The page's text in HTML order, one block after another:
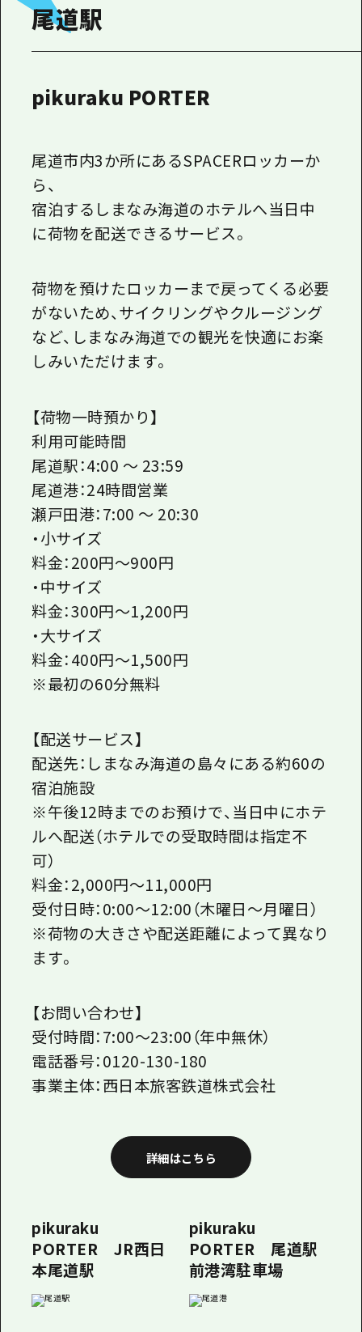
尾道駅
pikuraku PORTER
尾道市内3か所にあるSPACERロッカーか
ら、
宿泊するしまなみ海道のホテルへ当日中
に荷物を配送できるサービス。
荷物を預けたロッカーまで戻ってくる必要
がないため、サイクリングやクルージング
など、しまなみ海道での観光を快適にお楽
しみいただけます。
【荷物一時預かり】
利用可能時間
尾道駅：4:00 ～ 23:59
尾道港：24時間営業
瀬戸田港：7:00 ～ 20:30
・小サイズ
料金：200円～900円
・中サイズ
料金：300円～1,200円
・大サイズ
料金：400円～1,500円
※最初の60分無料
【配送サービス】
配送先：しまなみ海道の島々にある約60の
宿泊施設
※午後12時までのお預けで、当日中にホテ
ルへ配送（ホテルでの受取時間は指定不
可）
料金：2,000円～11,000円
受付日時：0:00～12:00（木曜日～月曜日）
※荷物の大きさや配送距離によって異なり
ます。
【お問い合わせ】
受付時間：7:00～23:00（年中無休）
電話番号：0120-130-180
事業主体：西日本旅客鉄道株式会社
詳細はこちら
pikuraku
PORTER JR西日
本尾道駅
pikuraku
PORTER 尾道駅
前港湾駐車場